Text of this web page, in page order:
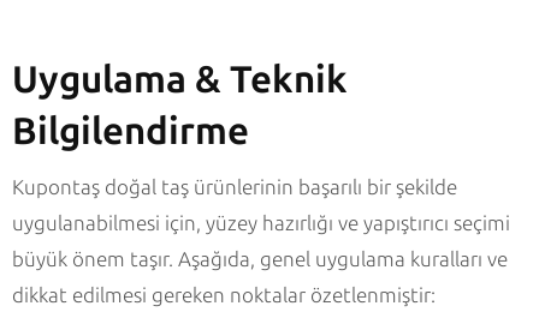
Uygulama & Teknik
Bilgilendirme
Kupontaş doğal taş ürünlerinin başarılı bir şekilde
uygulanabilmesi için, yüzey hazırlığı ve yapıştırıcı seçimi
büyük önem taşır. Aşağıda, genel uygulama kuralları ve
dikkat edilmesi gereken noktalar özetlenmiştir: